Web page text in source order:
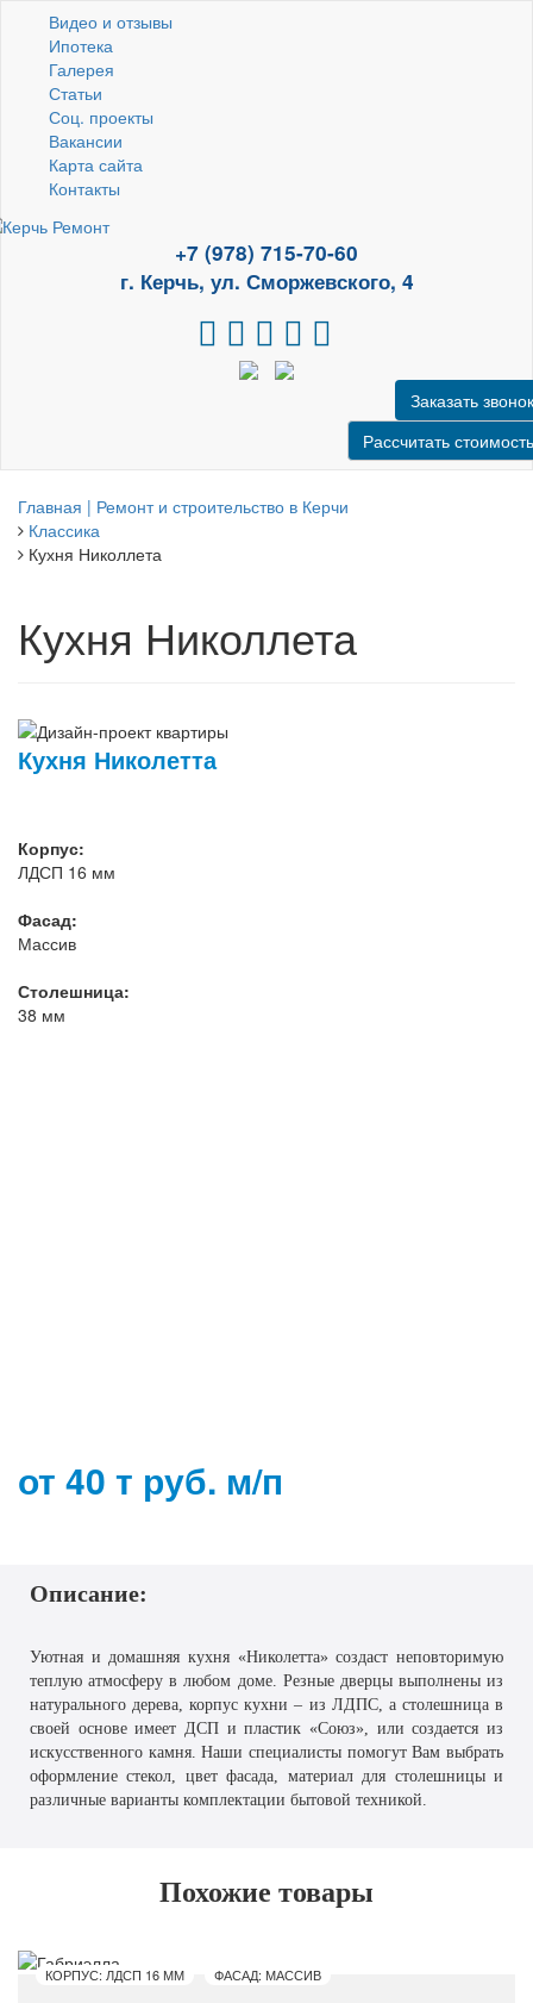
Видео и отзывы
Ипотека
Галерея
Статьи
Соц. проекты
Вакансии
Карта сайта
Контакты
+7 (978) 715-70-60
г. Керчь, ул. Сморжевского, 4
Заказать звонок
Рассчитать стоимость
Главная | Ремонт и строительство в Керчи
Классика
Кухня Николлета
Кухня Николлета
Кухня Николетта
Корпус:
ЛДСП 16 мм
Фасад:
Массив
Столешница:
38 мм
от 40 т руб. м/п
Описание:
Уютная и домашняя кухня «Николетта» создаст неповторимую
теплую атмосферу в любом доме. Резные дверцы выполнены из
натурального дерева, корпус кухни – из ЛДПС, а столешница в
своей основе имеет ДСП и пластик «Союз», или создается из
искусственного камня. Наши специалисты помогут Вам выбрать
оформление стекол, цвет фасада, материал для столешницы и
различные варианты комплектации бытовой техникой.
Похожие товары
КОРПУС: ЛДСП 16 ММ ФАСАД: МАССИВ